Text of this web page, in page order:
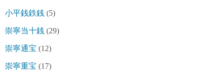
小平銭鉄銭 (5)
崇寧当十銭 (29)
崇寧通宝 (12)
崇寧重宝 (17)